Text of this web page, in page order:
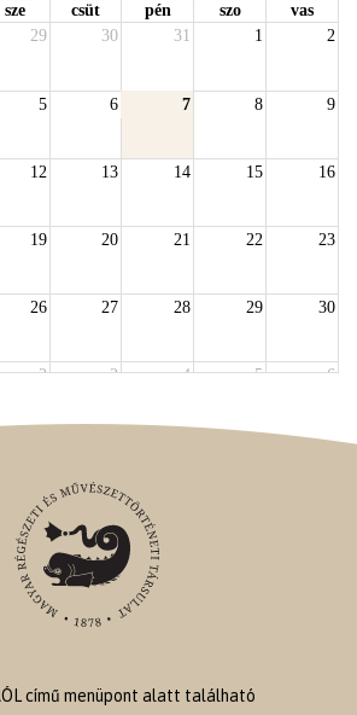
sze csüt pén szo
vas
29 30 31 1 2
5 6 7 8 9
12 13 14 15 16
19 20 21 22 23
26 27 28 29 30
2 3 4 5 6
című menüpont alatt található